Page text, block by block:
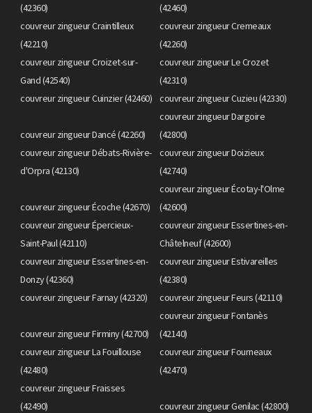
(42360)
(42460)
couvreur zingueur Craintilleux
(42210)
couvreur zingueur Cremeaux
(42260)
couvreur zingueur Croizet-sur-
Gand (42540)
couvreur zingueur Le Crozet
(42310)
couvreur zingueur Cuinzier (42460)
couvreur zingueur Cuzieu (42330)
couvreur zingueur Dancé (42260)
couvreur zingueur Dargoire
(42800)
couvreur zingueur Débats-Rivière-
d'Orpra (42130)
couvreur zingueur Doizieux
(42740)
couvreur zingueur Écoche (42670)
couvreur zingueur Écotay-l'Olme
(42600)
couvreur zingueur Épercieux-
Saint-Paul (42110)
couvreur zingueur Essertines-en-
Châtelneuf (42600)
couvreur zingueur Essertines-en-
Donzy (42360)
couvreur zingueur Estivareilles
(42380)
couvreur zingueur Farnay (42320)
couvreur zingueur Feurs (42110)
couvreur zingueur Firminy (42700)
couvreur zingueur Fontanès
(42140)
couvreur zingueur La Fouillouse
(42480)
couvreur zingueur Fourneaux
(42470)
couvreur zingueur Fraisses
(42490)
couvreur zingueur Genilac (42800)